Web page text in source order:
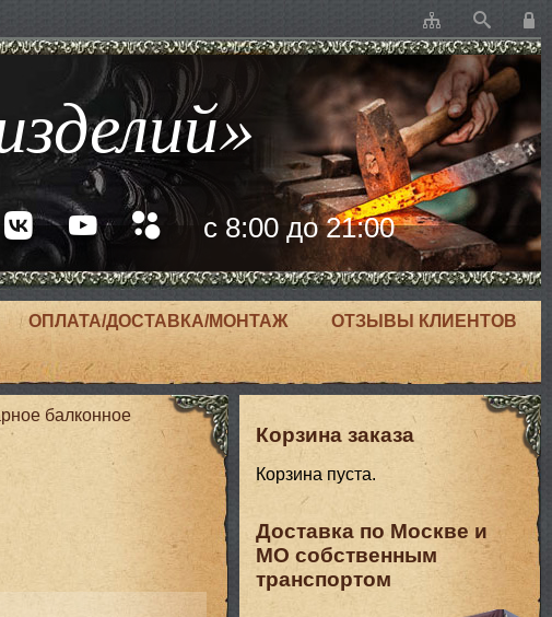
с 8:00 до 21:00
ОПЛАТА/ДОСТАВКА/МОНТАЖ ОТЗЫВЫ КЛИЕНТОВ
балконное
Корзина заказа
Корзина пуста.
Доставка по Москве и
МО собственным
транспортом